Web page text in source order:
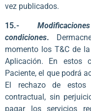
vez publicados.
15.-
condiciones.
momento los T&C de
Aplicación. En estos
Paciente, el que podrá
El rechazo de
contractual, sin
pagar los servicios